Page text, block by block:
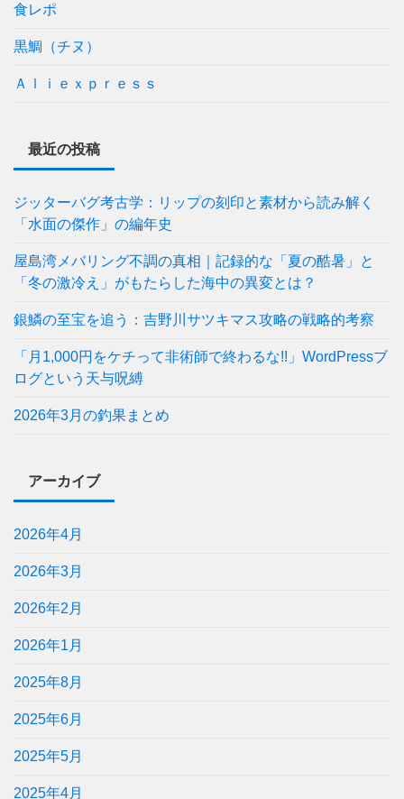
食レポ
黒鯛（チヌ）
Ａｌｉｅｘｐｒｅｓｓ
最近の投稿
ジッターバグ考古学：リップの刻印と素材から読み解く
「水面の傑作」の編年史
屋島湾メバリング不調の真相｜記録的な「夏の酷暑」と
「冬の激冷え」がもたらした海中の異変とは？
銀鱗の至宝を追う：吉野川サツキマス攻略の戦略的考察
「月1,000円をケチって非術師で終わるな!!」WordPressブ
ログという天与呪縛
2026年3月の釣果まとめ
アーカイブ
2026年4月
2026年3月
2026年2月
2026年1月
2025年8月
2025年6月
2025年5月
2025年4月